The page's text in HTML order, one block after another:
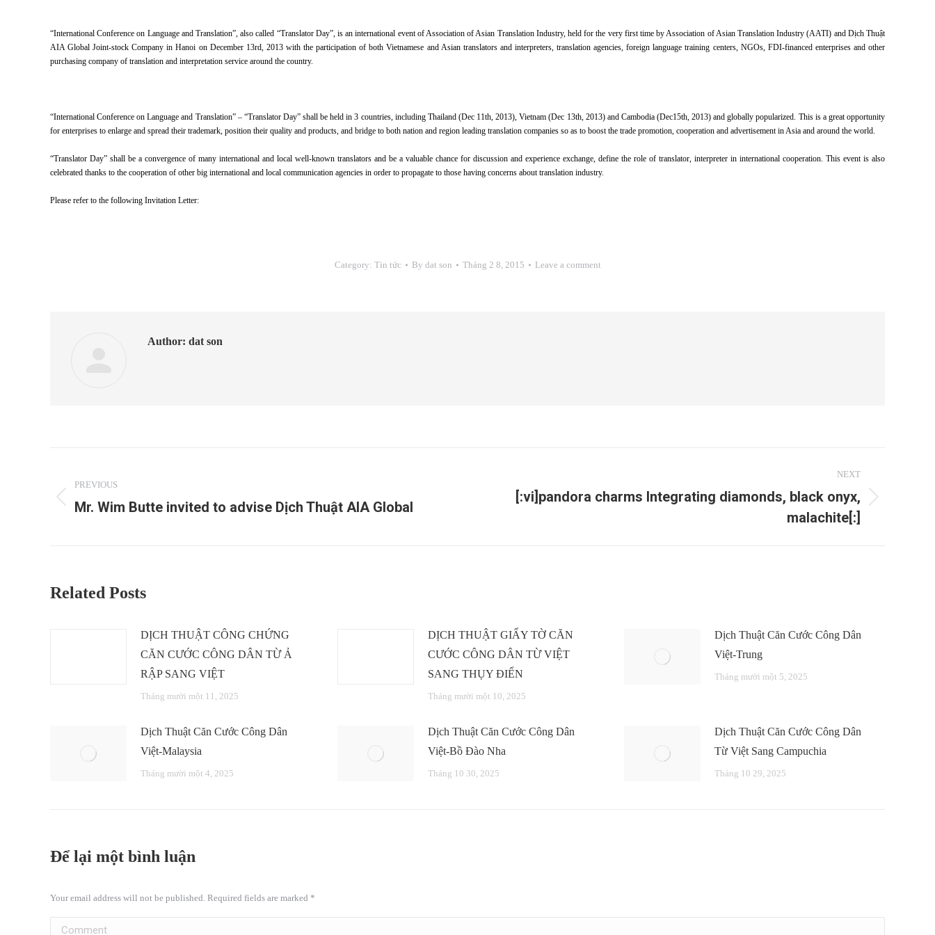
“International Conference on Language and Translation”, also called “Translator Day”, is an international event of Association of Asian Translation Industry, held for the very first time by Association of Asian Translation Industry (AATI) and Dịch Thuật
AIA Global Joint-stock Company in Hanoi on December 13rd, 2013 with the participation of both Vietnamese and Asian translators and interpreters, translation agencies, foreign language training centers, NGOs, FDI-financed enterprises and other
purchasing company of translation and interpretation service around the country.
“International Conference on Language and Translation” – “Translator Day” shall be held in 3 countries, including Thailand (Dec 11th, 2013), Vietnam (Dec 13th, 2013) and Cambodia (Dec15th, 2013) and globally popularized. This is a great opportunity
for enterprises to enlarge and spread their trademark, position their quality and products, and bridge to both nation and region leading translation companies so as to boost the trade promotion, cooperation and advertisement in Asia and around the world.
“Translator Day” shall be a convergence of many international and local well-known translators and be a valuable chance for discussion and experience exchange, define the role of translator, interpreter in international cooperation. This event is also
celebrated thanks to the cooperation of other big international and local communication agencies in order to propagate to those having concerns abouttranslation industry.
Please refer to the following Invitation Letter:
Category: Tin tức By dat son Tháng 2 8, 2015 Leave a comment
Author: dat son
navigation
PREVIOUS
Previous
Mr. Wim Butte invited to advise Dịch Thuật AIA Global
NEXT
[:vi]pandora charms Integrating diamonds, black onyx,
malachite[:]
Related Posts
DỊCH THUẬT CÔNG CHỨNG
CĂN CƯỚC CÔNG DÂN TỪ Ả
RẬP SANG VIỆT
Tháng mười một 11, 2025
DỊCH THUẬT GIẤY TỜ CĂN
CƯỚC CÔNG DÂN TỪ VIỆT
SANG THỤY ĐIỂN
Tháng mười một 10, 2025
Dịch Thuật Căn Cước Công Dân
Việt-Trung
Tháng mười một 5, 2025
Dịch Thuật Căn Cước Công Dân
Việt-Malaysia
Tháng mười một 4, 2025
Dịch Thuật Căn Cước Công Dân
Việt-Bồ Đào Nha
Tháng 10 30, 2025
Dịch Thuật Căn Cước Công Dân
Từ Việt Sang Campuchia
Tháng 10 29, 2025
Để lại một bình luận
Your email address will not be published. Required fields are marked *
Comment